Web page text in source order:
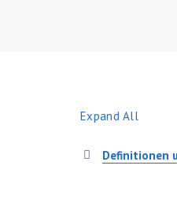
Expand All
Definitionen